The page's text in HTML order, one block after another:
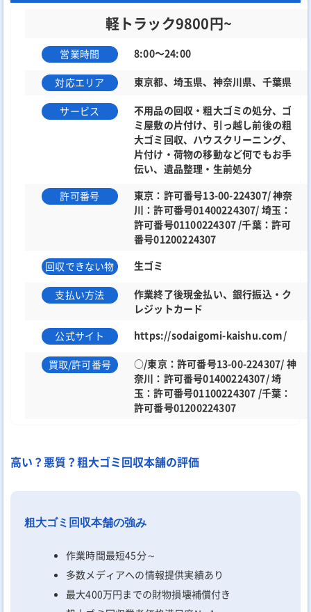
軽トラック9800円~
営業時間 8:00～24:00
対応エリア 東京都、埼玉県、神奈川県、千葉県
サービス
不用品の回収・粗大ゴミの処分、ゴ
ミ屋敷の片付け、引っ越し前後の粗
大ゴミ回収、ハウスクリーニング、
片付け・荷物の移動など何でもお手
伝い、遺品整理・生前処分
許可番号
東京：許可番号13-00-224307/ 神奈
川：許可番号01400224307/ 埼玉：
許可番号01100224307 /千葉：許可
番号01200224307
回収できない物
生ゴミ
支払い方法
作業終了後現金払い、銀行振込・ク
レジットカード
公式サイト
https://sodaigomi-kaishu.com/
買取/許可番号
○/東京：許可番号13-00-224307/ 神
奈川：許可番号01400224307/ 埼
玉：許可番号01100224307 /千葉：
許可番号01200224307
高い？悪質？粗大ゴミ回収本舗の評価
粗大ゴミ回収本舗の強み
作業時間最短45分～
多数メディアへの情報提供実績あり
最大400万円までの財物損壊補償付き